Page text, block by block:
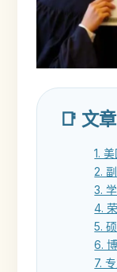
📑 文
1.
2.
3.
4.
5.
6.
7.